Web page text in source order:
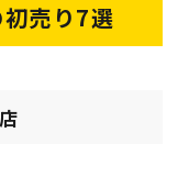
売り7選